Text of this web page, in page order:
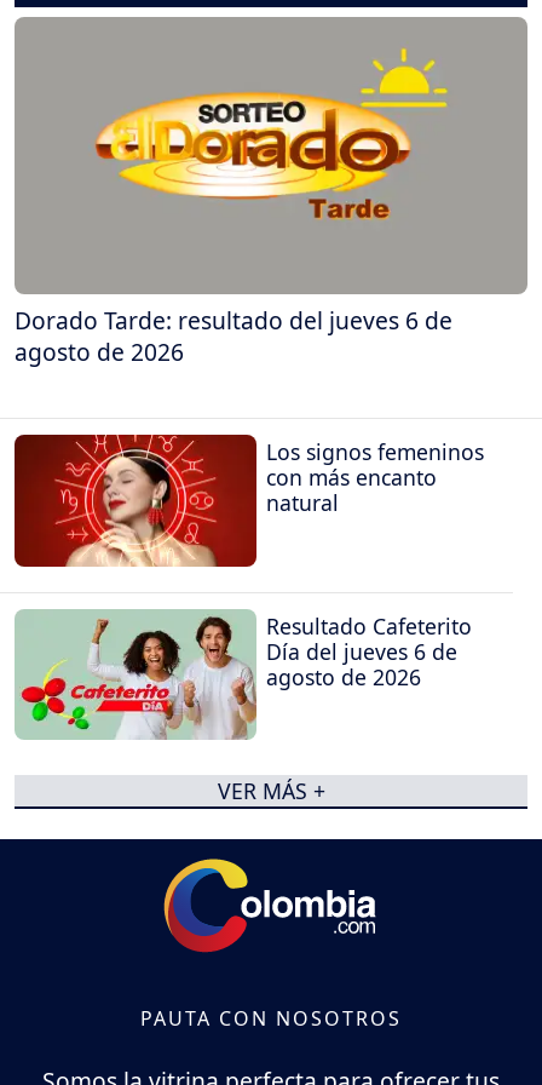
Dorado Tarde: resultado del jueves 6 de
agosto de 2026
Los signos femeninos
con más encanto
natural
Resultado Cafeterito
Día del jueves 6 de
agosto de 2026
VER MÁS +
PAUTA CON NOSOTROS